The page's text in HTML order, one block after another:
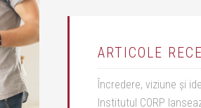
ARTICOLE
Încredere, viziune și
Institutul CORP